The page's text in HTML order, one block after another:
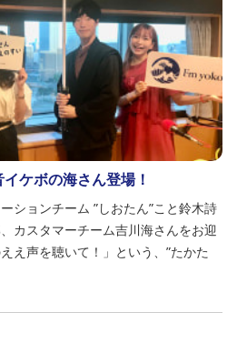
ケボの海さん登場！
ションチーム ”しおたん”こと鈴木詩
カスタマーチーム吉川海さんをお迎
え声を聴いて！」という、”たかた